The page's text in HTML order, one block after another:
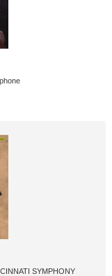
SYMPHONY